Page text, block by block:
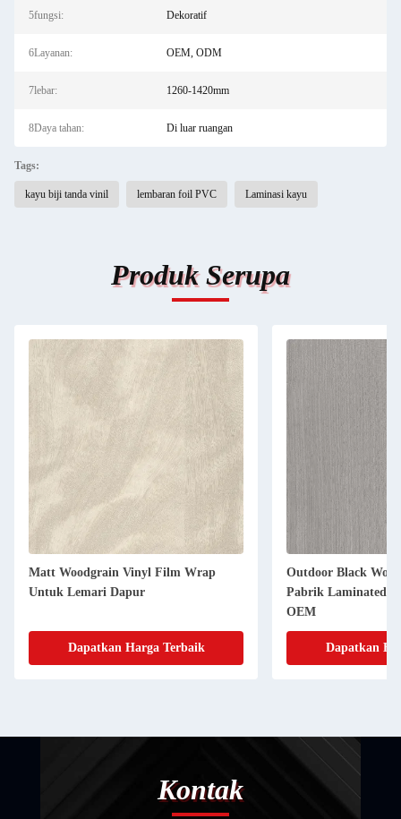
5fungsi: Dekoratif
6Layanan: OEM, ODM
7lebar: 1260-1420mm
8Daya tahan: Di luar ruangan
Tags:
kayu biji tanda vinil lembaran foil PVC Laminasi kayu
Produk Serupa
Matt Woodgrain Vinyl Film Wrap
Untuk Lemari Dapur
Dapatkan Harga Terbaik
Outdoor Black
Pabrik Laminated
OEM
Dapatkan
Kontak